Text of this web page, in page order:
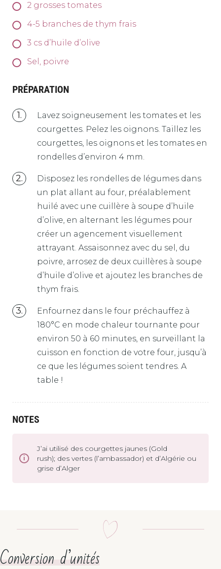
2 grosses tomates
4-5 branches de thym frais
3 cs d’huile d’olive
Sel, poivre
PRÉPARATION
Lavez soigneusement les tomates et les
courgettes. Pelez les oignons. Taillez les
courgettes, les oignons et les tomates en
rondelles d’environ 4 mm.
Disposez les rondelles de légumes dans
un plat allant au four, préalablement
huilé avec une cuillère à soupe d’huile
d’olive, en alternant les légumes pour
créer un agencement visuellement
attrayant. Assaisonnez avec du sel, du
poivre, arrosez de deux cuillères à soupe
d’huile d’olive et ajoutez les branches de
thym frais.
Enfournez dans le four préchauffez à
180°C en mode chaleur tournante pour
environ 50 à 60 minutes, en surveillant la
cuisson en fonction de votre four, jusqu’à
ce que les légumes soient tendres. A
table !
NOTES
J’ai utilisé des courgettes jaunes (Gold
rush); des vertes (l’ambassador) et d’Algérie ou
grise d’Alger
Conversion d’unités